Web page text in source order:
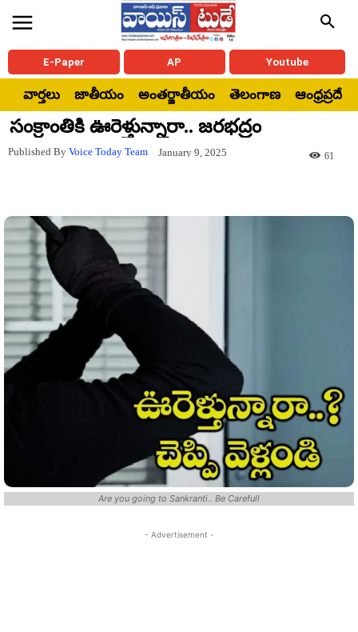
E-Paper AP Youtube
వార్తలు జాతీయం అంతర్జాతీయం తెలంగాణ ఆంధ్రప్రదేశ్
సంక్రాంతికి ఊరెళ్తున్నారా.. జరభద్రం
Published By Voice Today Team January 9, 2025 61
Are you going to Sankranti.. Be Carefull
- Advertisement -